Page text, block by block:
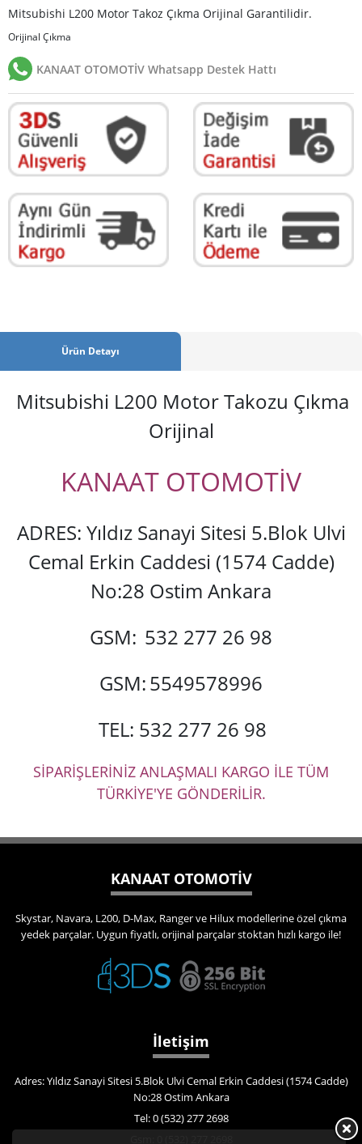
Mitsubishi L200 Motor Takoz Çıkma Orijinal Garantilidir.
Orijinal Çıkma
KANAAT OTOMOTİV Whatsapp Destek Hattı
Ürün Detayı
Mitsubishi L200 Motor Takozu Çıkma
Orijinal
KANAAT OTOMOTİV
ADRES: Yıldız Sanayi Sitesi 5.Blok Ulvi
Cemal Erkin Caddesi (1574 Cadde)
No:28 Ostim Ankara
GSM: 532 277 26 98
GSM:5549578996
TEL: 532 277 26 98
SİPARİŞLERİNİZ ANLAŞMALI KARGO İLE TÜM
TÜRKİYE'YE GÖNDERİLİR.
KANAAT OTOMOTİV
Skystar, Navara, L200, D-Max, Ranger ve Hilux modellerine özel çıkma
yedek parçalar. Uygun fiyatlı, orijinal parçalar stoktan hızlı kargo ile!
İletişim
Adres: Yıldız Sanayi Sitesi 5.Blok Ulvi Cemal Erkin Caddesi (1574 Cadde)
No:28 Ostim Ankara
Tel: 0 (532) 277 2698